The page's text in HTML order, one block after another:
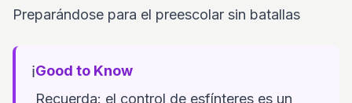
Preparándose para el preescolar sin batallas
ℹ️Good to Know
Recuerda: el control de esfínteres es un